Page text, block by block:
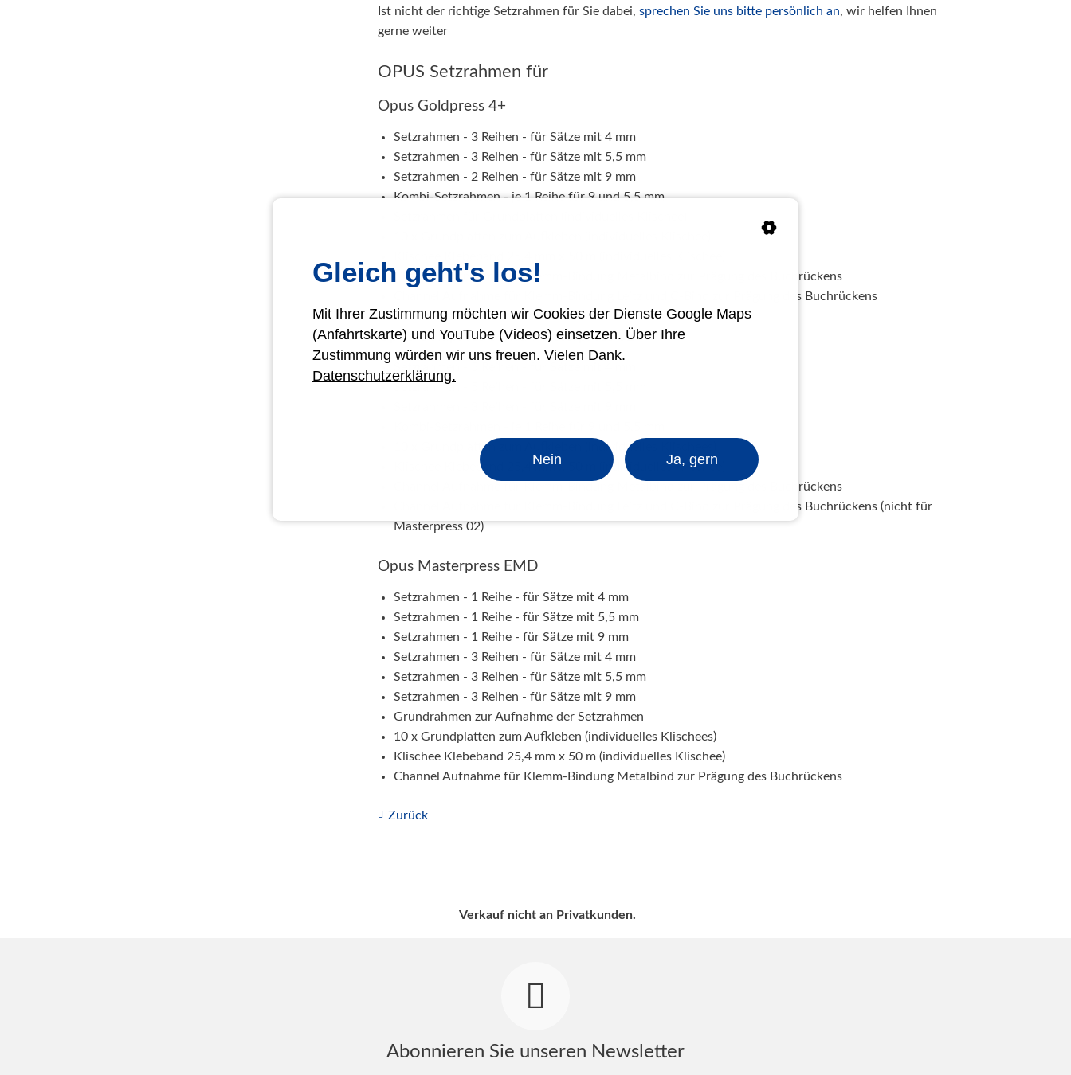
Ist nicht der richtige Setzrahmen für Sie dabei, sprechen Sie uns bitte persönlich an, wir helfen Ihnen
gerne weiter
OPUS Setzrahmen für
Opus Goldpress 4+
Setzrahmen - 3 Reihen - für Sätze mit 4 mm
Setzrahmen - 3 Reihen - für Sätze mit 5,5 mm
Setzrahmen - 2 Reihen - für Sätze mit 9 mm
Kombi-Setzrahmen - je 1 Reihe für 9 und 5,5 mm
Channel Aufnahme für Klemm-Bindung Metalbind zur Prägung des Buchrückens
Channel Aufnahme für Klemm-Bindung Leitz und C-Bind zur Prägung des Buchrückens
Opus Goldpress 5 und Masterpress 02
Setzrahmen - 5 Reihen - für Sätze mit 5,5 mm
10 x Grundplatten zum Aufkleben (individuelles Klischees)
Klischee Klebeband 25,4 mm x 50 m (individuelles Klischee)
Channel Aufnahme für Klemm-Bindung Metalbind zur Prägung des Buchrückens
Channel Aufnahme für Klemm-Bindung Leitz und C-Bind zur Prägung des Buchrückens (nicht für
Masterpress 02)
Opus Masterpress EMD
Setzrahmen - 1 Reihe - für Sätze mit 4 mm
Setzrahmen - 1 Reihe - für Sätze mit 5,5 mm
Setzrahmen - 1 Reihe - für Sätze mit 9 mm
Setzrahmen - 3 Reihen - für Sätze mit 4 mm
Setzrahmen - 3 Reihen - für Sätze mit 5,5 mm
Setzrahmen - 3 Reihen - für Sätze mit 9 mm
Grundrahmen zur Aufnahme der Setzrahmen
10 x Grundplatten zum Aufkleben (individuelles Klischees)
Klischee Klebeband 25,4 mm x 50 m (individuelles Klischee)
Channel Aufnahme für Klemm-Bindung Metalbind zur Prägung des Buchrückens
Zurück
Verkauf nicht an Privatkunden.
Abonnieren Sie unseren Newsletter
Gleich geht's los!
Mit Ihrer Zustimmung möchten wir Cookies der Dienste Google Maps
(Anfahrtskarte) und YouTube (Videos) einsetzen. Über Ihre
Zustimmung würden wir uns freuen. Vielen Dank.
Datenschutzerklärung.
Nein Ja, gern